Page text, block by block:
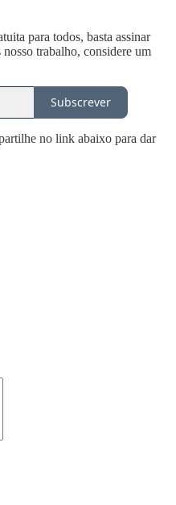
para todos, basta assinar
trabalho, considere um
Subscrever
no link abaixo para dar